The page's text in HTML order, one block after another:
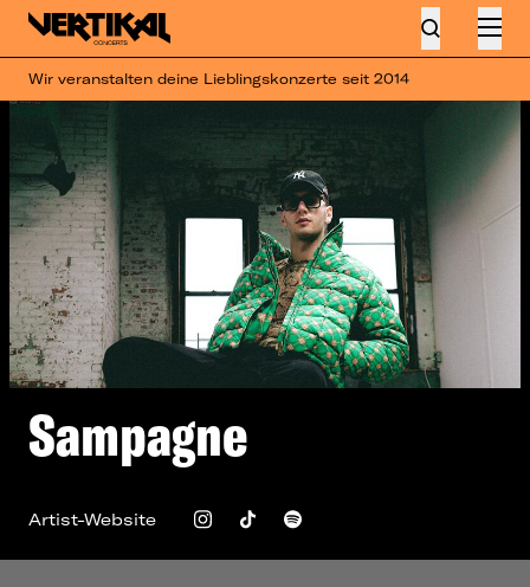
Wir veranstalten deine Lieblingskonzerte seit 2014
Sampagne
Artist-Website